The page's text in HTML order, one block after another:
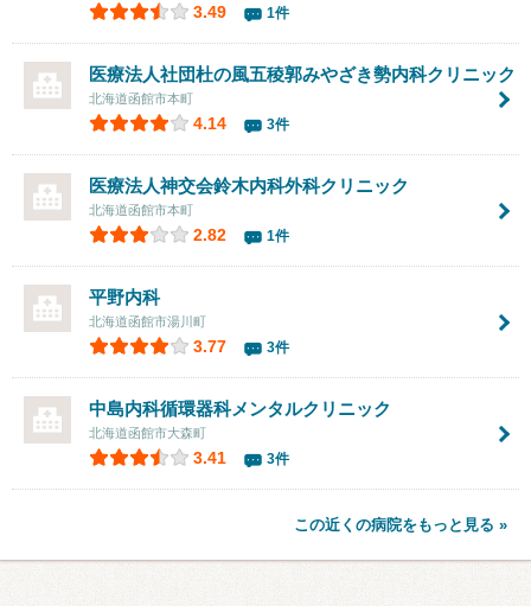
3.49 1件
医療法人社団杜の風五稜郭みやざき勢内科クリニック
北海道函館市本町
4.14 3件
医療法人神交会鈴木内科外科クリニック
北海道函館市本町
2.82 1件
平野内科
北海道函館市湯川町
3.77 3件
中島内科循環器科メンタルクリニック
北海道函館市大森町
3.41 3件
この近くの病院をもっと見る »